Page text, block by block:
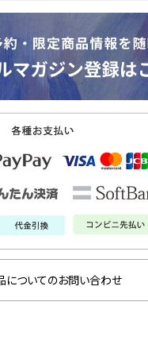
についてのお問い合わせ